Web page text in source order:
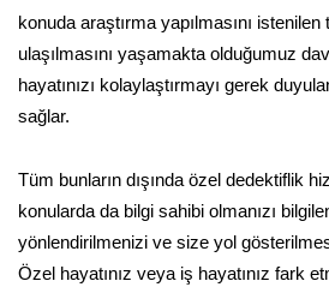
konuda araştırma yapılmasını istenilen
ulaşılmasını yaşamakta olduğumuz
hayatınızı kolaylaştırmayı gerek
sağlar.
Tüm bunların dışında özel dedektiflik
konularda da bilgi sahibi olmanızı
yönlendirilmenizi ve size yol
Özel hayatınız veya iş hayatınız fark